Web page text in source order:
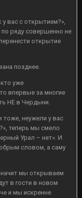
вас с открытием?»,
по ряду совершенно не
открытие
позднее.
уже
впервые за многие
НЕ в Чердыни.
тоже, неужели у вас
теперь мы смело
Урал – нет». И
словом, а саму
мы открываем
в гости в новом
и мы искренне